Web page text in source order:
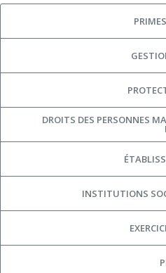
DROITS DES PERSONNES
INSTITUTIONS